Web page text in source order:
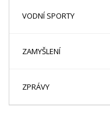
VODNÍ SPORTY
ZAMYŠLENÍ
ZPRÁVY